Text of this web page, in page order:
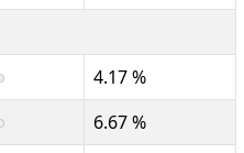
4.17 %
6.67 %